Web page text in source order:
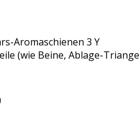
Aromaschienen 3 Y
(wie Beine, Ablage-